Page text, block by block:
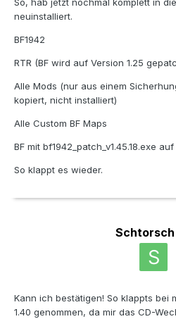
So, hab jetzt nochmal komplett in
neuinstalliert.
BF1942
RTR (BF wird auf Version 1.25
Alle Mods (nur aus einem
kopiert, nicht installiert)
Alle Custom BF Maps
BF mit bf1942_patch_v1.45.18.exe
So klappt es wieder.
Schtorsch
Kann ich bestätigen! So klappts bei
1.40 genommen, da mir das CD-